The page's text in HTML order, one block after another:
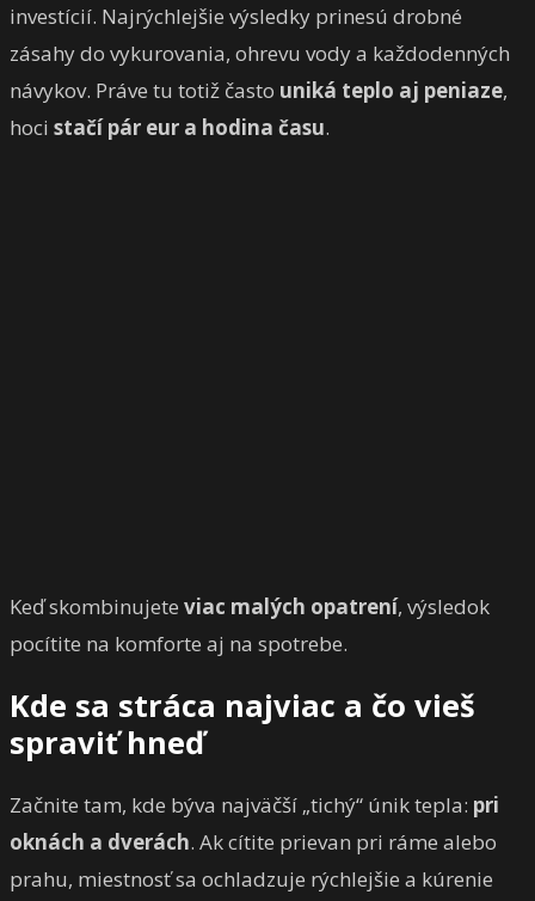
investícií. Najrýchlejšie výsledky prinesú drobné
zásahy do vykurovania, ohrevu vody a každodenných
návykov. Práve tu totiž často uniká teplo aj peniaze,
hoci stačí pár eur a hodina času.
Keď skombinujete viac malých opatrení, výsledok
pocítite na komforte aj na spotrebe.
Kde sa stráca najviac a čo vieš
spraviť hneď
Začnite tam, kde býva najväčší „tichý“ únik tepla: pri
oknách a dverách. Ak cítite prievan pri ráme alebo
prahu, miestnosť sa ochladzuje rýchlejšie a kúrenie